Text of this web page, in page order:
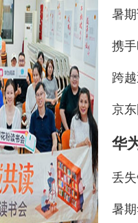
跨
丢
暑